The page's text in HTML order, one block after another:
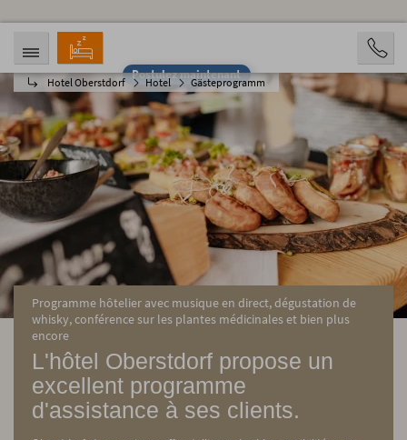
Postulez maintenant
Hotel Oberstdorf Hotel Gästeprogramm
ARRIVÉE
09.08.2026
DÉPART
14.08.2026
PERSONNES
2 Personen
RÉSERVATION
Programme hôtelier avec musique en direct, dégustation de
whisky, conférence sur les plantes médicinales et bien plus
encore
L'hôtel Oberstdorf propose un
excellent programme
d'assistance à ses clients.